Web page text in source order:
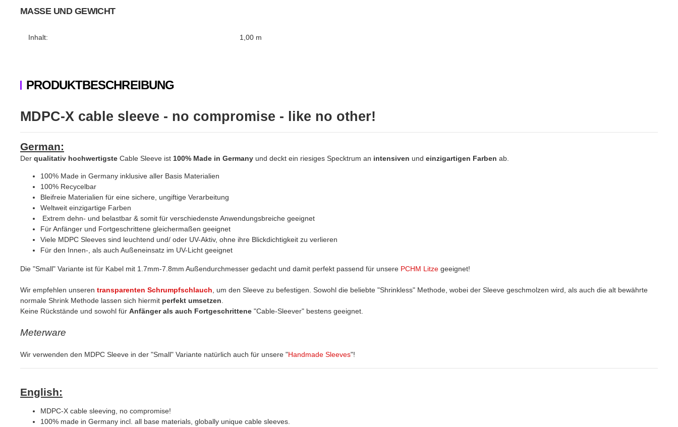
MASSE UND GEWICHT
Inhalt: 1,00 m
PRODUKTBESCHREIBUNG
MDPC-X cable sleeve - no compromise - like no other!
German:
Der qualitativ hochwertigste Cable Sleeve ist 100% Made in Germany und deckt ein riesiges Specktrum an intensiven und einzigartigen Farben ab.
100% Made in Germany inklusive aller Basis Materialien
100% Recycelbar
Bleifreie Materialien für eine sichere, ungiftige Verarbeitung
Weltweit einzigartige Farben
Extrem dehn- und belastbar & somit für verschiedenste Anwendungsbreiche geeignet
Für Anfänger und Fortgeschrittene gleichermaßen geeignet
Viele MDPC Sleeves sind leuchtend und/ oder UV-Aktiv, ohne ihre Blickdichtigkeit zu verlieren
Für den Innen-, als auch Außeneinsatz im UV-Licht geeignet
Die "Small" Variante ist für Kabel mit 1.7mm-7.8mm Außendurchmesser gedacht und damit perfekt passend für unsere PCHM Litze geeignet!
Wir empfehlen unseren transparenten Schrumpfschlauch , um den Sleeve zu befestigen. Sowohl die beliebte "Shrinkless" Methode, wobei der Sleeve geschmolzen wird, als auch die alt bewährte
normale Shrink Methode lassen sich hiermit perfekt umsetzen
Keine Rückstände und sowohl für Anfänger als auch Fortgeschrittene "Cable-Sleever" bestens geeignet.
Meterware
Wir verwenden den MDPC Sleeve in der "Small" Variante natürlich auch für unsere "Handmade Sleeves"!
English:
MDPC-X cable sleeving, no compromise!
100% made in Germany incl. all base materials, globally unique cable sleeves.